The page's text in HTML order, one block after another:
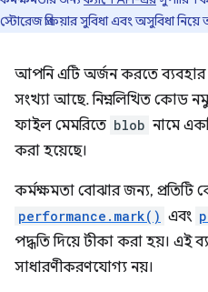
স্টোরেজ প্রক্রিয়ার সুবিধা এবং অসুবিধা
আপনি এটি অর্জন করতে
সংখ্যা আছে. নিম্নলিখিত কোড
ফাইল মেমরিতে blob নামে
করা হয়েছে।
কর্মক্ষমতা বোঝার জন্য, প্রতিটি
performance.mark() এবং
পদ্ধতি দিয়ে টীকা করা হয়। এই
সাধারণীকরণযোগ্য নয়।